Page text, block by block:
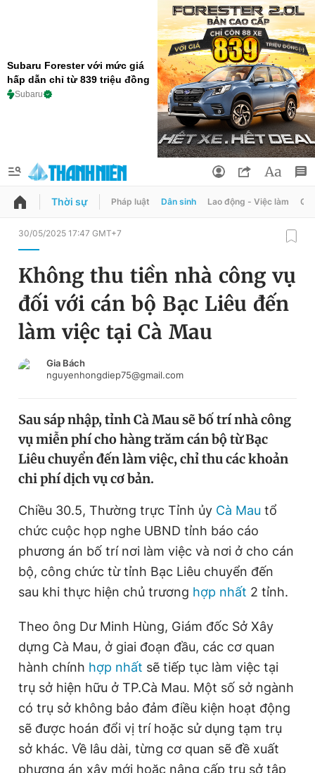
Subaru Forester với mức giá
hấp dẫn chỉ từ 839 triệu đồng
Subaru
QUẢNG CÁO
Chuyên mục
Chuyên mục khác
Chào ngày mới
Video Magazine
Sản phẩm khác
Tiện ích Bạn cần biết
Thông tin tòa soạn Liên hệ quảng cáo
Đọc Thanh Niên trên điện thoại
Theo dõi báo trên
Đổi mật khẩu
Tin đã lưu
Tin đã xem
Đăng xuất
Thời sự Pháp luật Dân sinh Lao động - Việc làm
30/05/2025 17:47 GMT+7
Không thu tiền nhà công vụ
đối với cán bộ Bạc Liêu đến
làm việc tại Cà Mau
Gia Bách
nguyenhongdiep75@gmail.com
Sau sáp nhập, tỉnh Cà Mau sẽ bố trí nhà công
vụ miễn phí cho hàng trăm cán bộ từ Bạc
Liêu chuyển đến làm việc, chỉ thu các khoản
chi phí dịch vụ cơ bản.
Chiều 30.5, Thường trực Tỉnh ủy Cà Mau tổ
chức cuộc họp nghe UBND tỉnh báo cáo
phương án bố trí nơi làm việc và nơi ở cho cán
bộ, công chức từ tỉnh Bạc Liêu chuyển đến
sau khi thực hiện chủ trương hợp nhất 2 tỉnh.
Theo ông Dư Minh Hùng, Giám đốc Sở Xây
dựng Cà Mau, ở giai đoạn đầu, các cơ quan
hành chính hợp nhất sẽ tiếp tục làm việc tại
trụ sở hiện hữu ở TP.Cà Mau. Một số sở ngành
có trụ sở không bảo đảm điều kiện hoạt động
sẽ được hoán đổi vị trí hoặc sử dụng tạm trụ
sở khác. Về lâu dài, từng cơ quan sẽ đề xuất
phương án xây mới hoặc nâng cấp trụ sở tập